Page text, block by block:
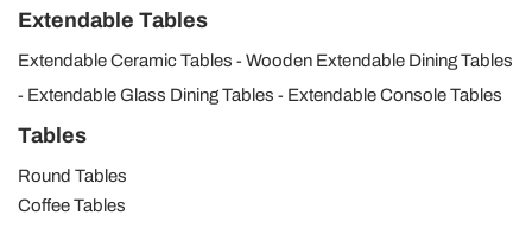
con altre informazioni che ha fornito loro o che hanno
Extendable Tables
Extendable Ceramic Tables
Wooden Extendable Dining Tables
Extendable Glass Dining Tables
Extendable Console Tables
Tables
Round Tables
Coffee Tables